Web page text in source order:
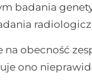
badania
obecność
ono